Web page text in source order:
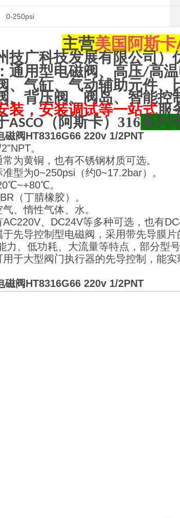
0-250psi
主营美国阿斯卡
技广科技发展有限公司）
通用型电磁阀、高压/高
、气缸、气动辅助元件
、背压阀、阀岛、智能
装，安装调试等一站式服
ASCO（阿斯卡）316系列
磁阀HT8316G66 220v 1/2PNT
。
为黄铜，也有不锈钢材质可选。
型为0~250psi（约0~17.2bar）。
。
（丁腈橡胶）。
、惰性气体、水。
、DC24V等多种可选，也有
先导控制型电磁阀，采用带先导膜
力、低功耗、大流量等特点，部分型
于大型阀门执行器的先导控制，能
磁阀HT8316G66 220v 1/2PNT